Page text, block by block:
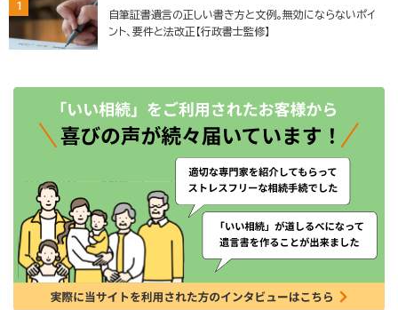
1
自筆証書遺言の正しい書き方と文例。無効にならないポイ
ント、要件と法改正【行政書士監修】